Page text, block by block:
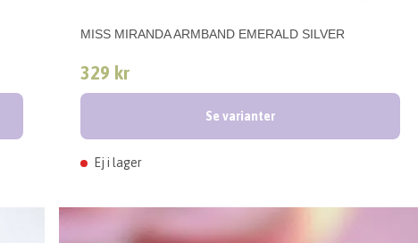
MISS MIRANDA ARMBAND EMERALD SILVER
329 kr
Se varianter
Ej i lager